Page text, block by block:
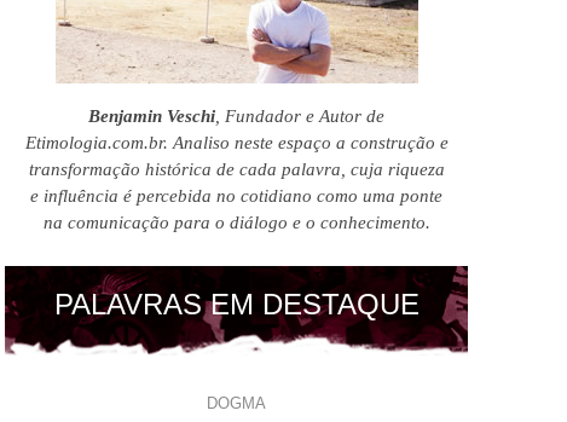
Benjamin Veschi , Fundador e Autor de
Etimologia.com.br. Analiso neste espaço a construção e
transformação histórica de cada palavra, cuja riqueza
e influência é percebida no cotidiano como uma ponte
na comunicação para o diálogo e o conhecimento.
PALAVRAS EM DESTAQUE
DOGMA